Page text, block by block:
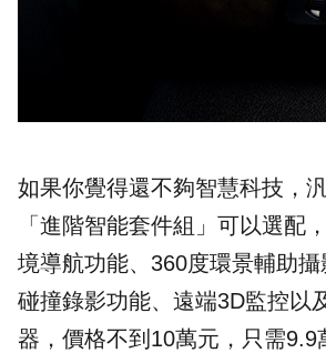
如果你覺得還不夠智慧科技，
「進階智能套件組」可以選配
境導航功能、360度環景輔助
碰撞錄影功能、遠端3D監控以
器，價格不到10萬元，只需9.9